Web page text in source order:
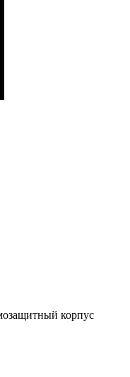
корпус